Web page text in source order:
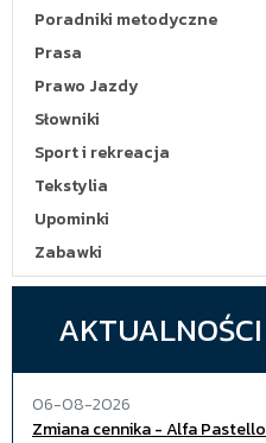
Poradniki metodyczne
Prasa
Prawo Jazdy
Słowniki
Sport i rekreacja
Tekstylia
Upominki
Zabawki
AKTUALNOŚCI
06-08-2026
Zmiana cennika - Alfa Pastello